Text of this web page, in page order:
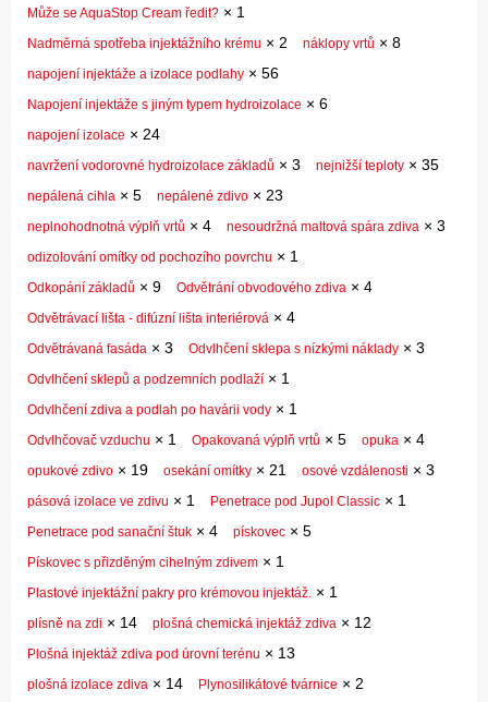
Může se AquaStop Cream ředit? × 1
Nadměrná spotřeba injektážního krému × 2 náklopy vrtů × 8
napojení injektáže a izolace podlahy × 56
Napojení injektáže s jiným typem hydroizolace × 6
napojení izolace × 24
navržení vodorovné hydroizolace základů × 3 nejnižší teploty × 35
nepálená cihla × 5 nepálené zdivo × 23
neplnohodnotná výplň vrtů × 4 nesoudržná maltová spára zdiva × 3
odizolování omítky od pochozího povrchu × 1
Odkopání základů × 9 Odvětrání obvodového zdiva × 4
Odvětrávací lišta - difúzní lišta interiérová × 4
Odvětrávaná fasáda × 3 Odvlhčení sklepa s nízkými náklady × 3
Odvlhčení sklepů a podzemních podlaží × 1
Odvlhčení zdiva a podlah po havárii vody × 1
Odvlhčovač vzduchu × 1 Opakovaná výplň vrtů × 5 opuka × 4
opukové zdivo × 19 osekání omítky × 21 osové vzdálenosti × 3
pásová izolace ve zdivu × 1 Penetrace pod Jupol Classic × 1
Penetrace pod sanační štuk × 4 pískovec × 5
Pískovec s přizděným cihelným zdivem × 1
Plastové injektážní pakry pro krémovou injektáž. × 1
plísně na zdi × 14 plošná chemická injektáž zdiva × 12
Plošná injektáž zdiva pod úrovní terénu × 13
plošná izolace zdiva × 14 Plynosilikátové tvárnice × 2